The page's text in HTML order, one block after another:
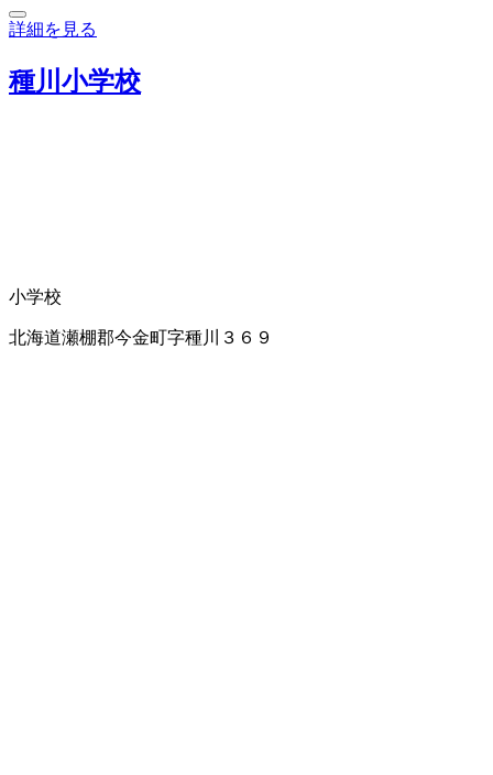
詳細を見る
種川小学校
小学校
北海道瀬棚郡今金町字種川３６９